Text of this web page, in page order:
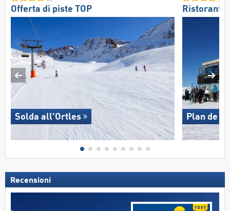
Offerta di piste TOP
Solda all'Ortles
Ristoranti/
Plan de
Recensioni